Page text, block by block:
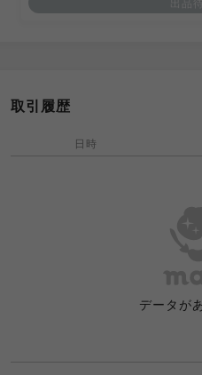
取引履歴
日時
データが